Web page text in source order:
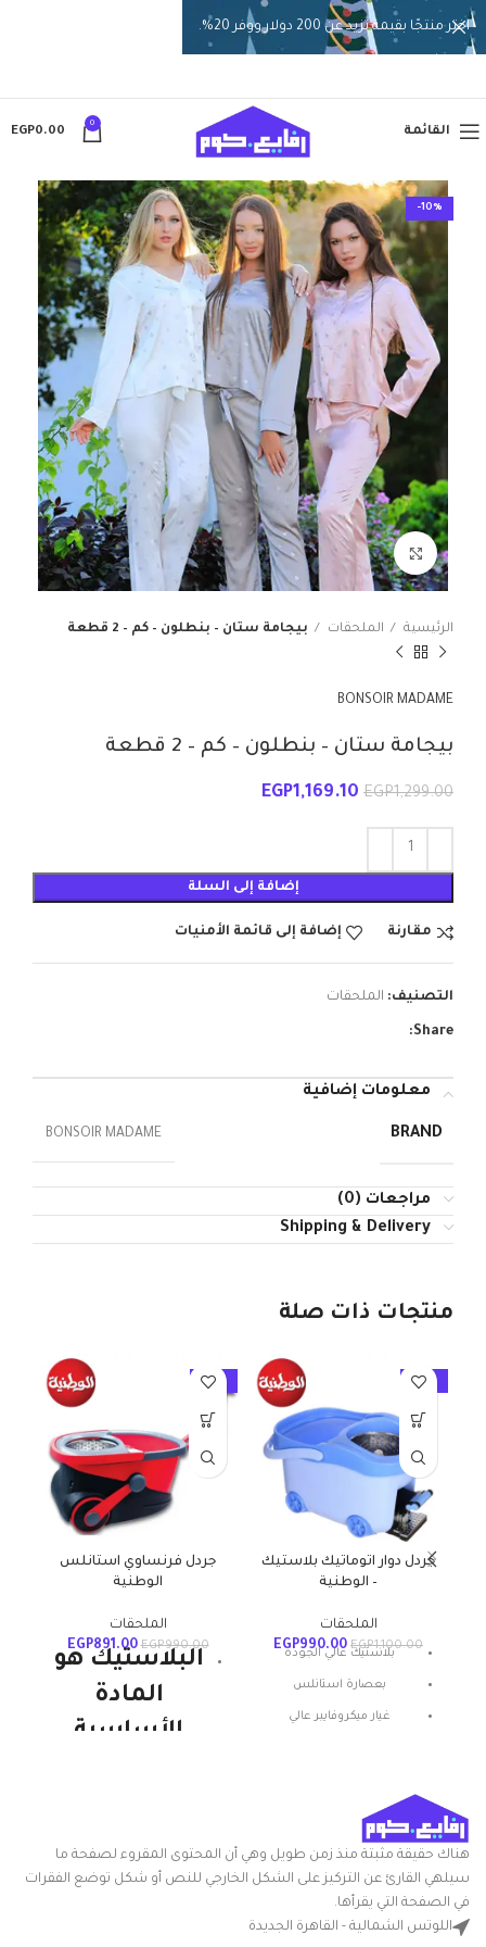
القائمة
0
EGP0.00
-10%
انقر للتكبير
الرئيسية الملحقات بيجامة ستان – بنطلون – كم – 2 قطعة
BONSOIR MADAME
بيجامة ستان – بنطلون – كم – 2 قطعة
EGP1,299.00
EGP1,169.10
إضافة إلى السلة
مقارنة إضافة إلى قائمة الأمنيات
التصنيف: الملحقات
Share:
معلومات إضافية
BRAND
BONSOIR MADAME
مراجعات (0)
Shipping & Delivery
منتجات ذات صلة
-10%
جردل دوار اتوماتيك بلاستيك
– الوطنية
الملحقات
EGP1,100.00
EGP990.00
بلاستيك عالي الجودة
بعصارة استانلس
غيار ميكروفايبر عالي
-10%
جردل فرنساوي استانلس
الوطنية
الملحقات
EGP990.00
EGP891.00
البلاستيك هو
المادة
الأساسية
قوية ومتينة
هناك حقيقة مثبتة منذ زمن طويل وهي أن المحتوى المقروء لصفحة ما
سيلهي القارئ عن التركيز على الشكل الخارجي للنص أو شكل توضع الفقرات
في الصفحة التي يقرأها.
اللوتس الشمالية - القاهرة الجديدة
اختر منتجًا بقيمة تزيد عن 200 دولار ووفر 20%.